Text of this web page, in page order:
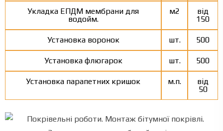
Укладка ЕПДМ мембрани для
водойм.
м2
від
150
Установка воронок шт. 500
Установка флюгарок шт. 500
Установка парапетних кришок м.п.
від
50